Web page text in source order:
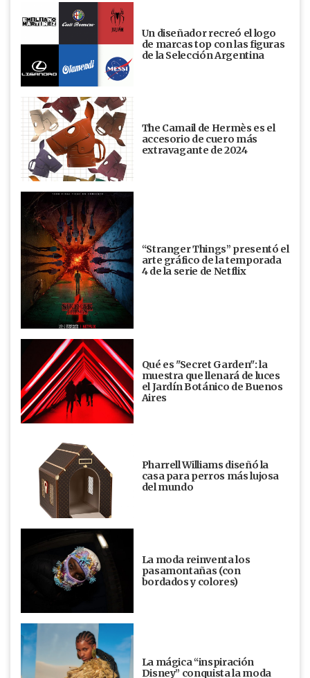
Un diseñador recreó el logo
de marcas top con las figuras
de la Selección Argentina
The Camail de Hermès es el
accesorio de cuero más
extravagante de 2024
“Stranger Things” presentó el
arte gráfico de la temporada
4 de la serie de Netflix
Qué es "Secret Garden": la
muestra que llenará de luces
el Jardín Botánico de Buenos
Aires
Pharrell Williams diseñó la
casa para perros más lujosa
del mundo
La moda reinventa los
pasamontañas (con
bordados y colores)
La mágica “inspiración
Disney” conquista la moda